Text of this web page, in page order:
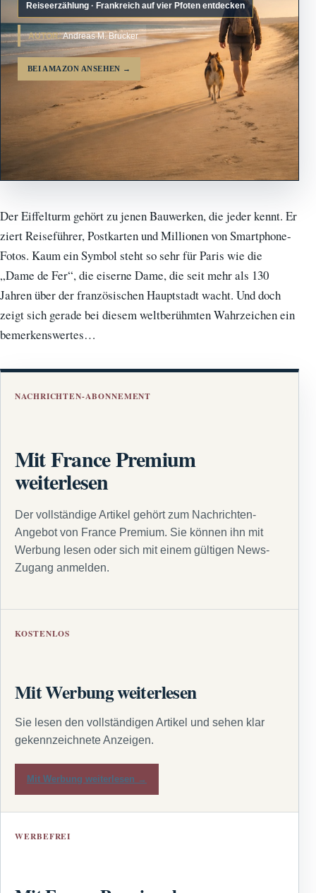
Reiseerzählung · Frankreich auf vier Pfoten entdecken
AUTOR:Andreas M. Brucker
BEI AMAZON ANSEHEN →
Der Eiffelturm gehört zu jenen Bauwerken, die jeder kennt. Er
ziert Reiseführer, Postkarten und Millionen von Smartphone-
Fotos. Kaum ein Symbol steht so sehr für Paris wie die
„Dame de Fer“, die eiserne Dame, die seit mehr als 130
Jahren über der französischen Hauptstadt wacht. Und doch
zeigt sich gerade bei diesem weltberühmten Wahrzeichen ein
bemerkenswertes…
NACHRICHTEN-ABONNEMENT
Mit France Premium
weiterlesen
Der vollständige Artikel gehört zum Nachrichten-
Angebot von France Premium. Sie können ihn mit
Werbung lesen oder sich mit einem gültigen News-
Zugang anmelden.
KOSTENLOS
Mit Werbung weiterlesen
Sie lesen den vollständigen Artikel und sehen klar
gekennzeichnete Anzeigen.
Mit Werbung weiterlesen →
WERBEFREI